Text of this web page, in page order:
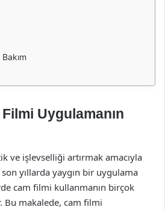
Uygulamanın
ve işlevselliği artırmak amacıyla
yıllarda yaygın bir uygulama
cam filmi kullanmanın birçok
Bu makalede, cam filmi